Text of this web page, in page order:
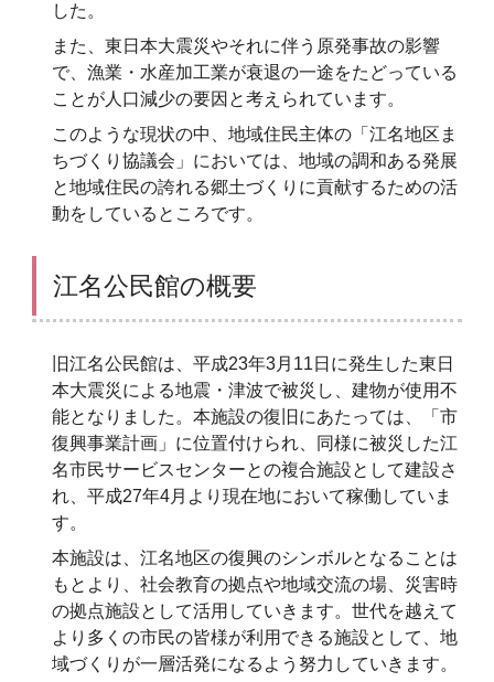
した。
また、東日本大震災やそれに伴う原発事故の影響
で、漁業・水産加工業が衰退の一途をたどっている
ことが人口減少の要因と考えられています。
このような現状の中、地域住民主体の「江名地区ま
ちづくり協議会」においては、地域の調和ある発展
と地域住民の誇れる郷土づくりに貢献するための活
動をしているところです。
江名公民館の概要
旧江名公民館は、平成23年3月11日に発生した東日
本大震災による地震・津波で被災し、建物が使用不
能となりました。本施設の復旧にあたっては、「市
復興事業計画」に位置付けられ、同様に被災した江
名市民サービスセンターとの複合施設として建設さ
れ、平成27年4月より現在地において稼働していま
す。
本施設は、江名地区の復興のシンボルとなることは
もとより、社会教育の拠点や地域交流の場、災害時
の拠点施設として活用していきます。世代を越えて
より多くの市民の皆様が利用できる施設として、地
域づくりが一層活発になるよう努力していきます。